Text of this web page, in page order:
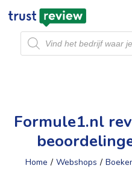
Producten
zoeken
Formule1.nl
Home / Webshops /